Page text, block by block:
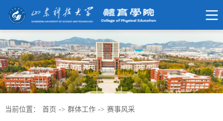
当前位置： 首页 -> 群体工作 -> 赛事风采